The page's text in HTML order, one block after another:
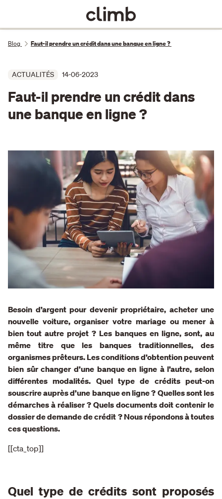
Blog Faut-il prendre un crédit dans une banque en ligne ?
ACTUALITÉS 14-06-2023
Faut-il prendre un crédit dans
une banque en ligne ?
Besoin d’argent pour devenir propriétaire, acheter une
nouvelle voiture, organiser votre mariage ou mener à
bien tout autre projet ? Les banques en ligne, sont, au
même titre que les banques traditionnelles, des
organismes prêteurs. Les conditions d’obtention peuvent
bien sûr changer d’une banque en ligne à l’autre, selon
différentes modalités. Quel type de crédits peut-on
souscrire auprès d’une banque en ligne ? Quelles sont les
démarches à réaliser ? Quels documents doit contenir le
dossier de demande de crédit ? Nous répondons à toutes
ces questions.
[[cta_top]]
Quel type de crédits sont proposés